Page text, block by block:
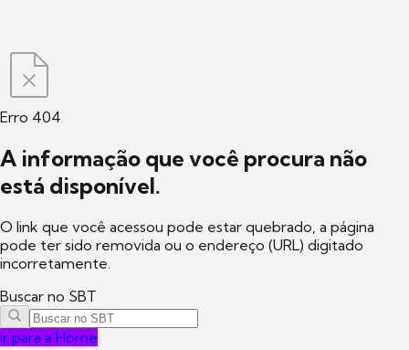
Erro 404
A informação que você procura não
está disponível.
O link que você acessou pode estar quebrado, a página
pode ter sido removida ou o endereço (URL) digitado
incorretamente.
Buscar no SBT
Ir para a Home